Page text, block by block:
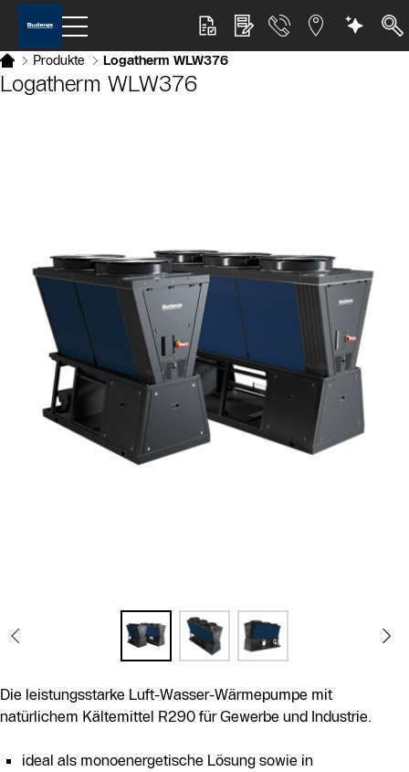
Produkte Logatherm WLW376
Logatherm WLW376
Die leistungsstarke Luft-Wasser-Wärmepumpe mit
natürlichem Kältemittel R290 für Gewerbe und Industrie.
ideal als monoenergetische Lösung sowie in